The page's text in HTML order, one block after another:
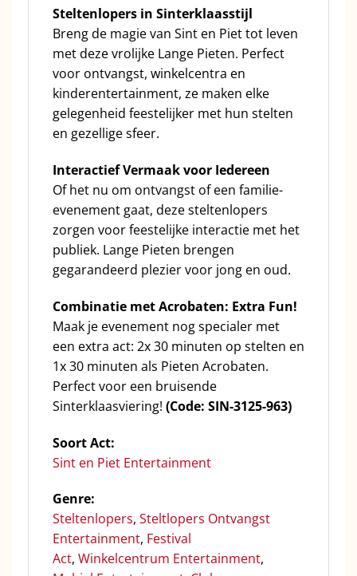
Steltenlopers in Sinterklaasstijl
Breng de magie van Sint en Piet tot leven
met deze vrolijke Lange Pieten. Perfect
voor ontvangst, winkelcentra en
kinderentertainment, ze maken elke
gelegenheid feestelijker met hun stelten
en gezellige sfeer.
Interactief Vermaak voor Iedereen
Of het nu om ontvangst of een familie-
evenement gaat, deze steltenlopers
zorgen voor feestelijke interactie met het
publiek. Lange Pieten brengen
gegarandeerd plezier voor jong en oud.
Combinatie met Acrobaten: Extra Fun!
Maak je evenement nog specialer met
een extra act: 2x 30 minuten op stelten en
1x 30 minuten als Pieten Acrobaten.
Perfect voor een bruisende
Sinterklaasviering! (Code: SIN-3125-963)
Soort Act:
Sint en Piet Entertainment
Genre:
Steltenlopers, Steltlopers Ontvangst
Entertainment, Festival
Act, Winkelcentrum Entertainment,